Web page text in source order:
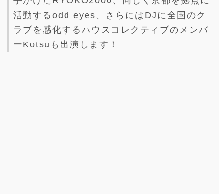
活動するodd eyes、さらにはDJに全国のク
ラブを感化するハウスコレクティブのメンバ
ーKotsuも出演します！